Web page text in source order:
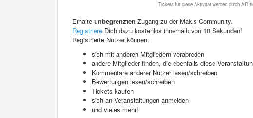
Tickets für diese Aktivität werden durch AD
Erhalte unbegrenzten Zugang zu der Makis Community.
Registriere Dich dazu kostenlos innerhalb von 10 Sekunden!
Registrierte Nutzer können:
sich mit anderen Mitgliedern verabreden
andere Mitglieder finden, die ebenfalls diese
Kommentare anderer Nutzer lesen/schreiben
Bewertungen lesen/schreiben
Tickets kaufen
sich an Veranstaltungen anmelden
und vieles mehr!